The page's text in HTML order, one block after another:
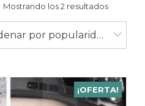
Mostrando los 2 resultados
Ordenar por popularidad
¡OFERTA!